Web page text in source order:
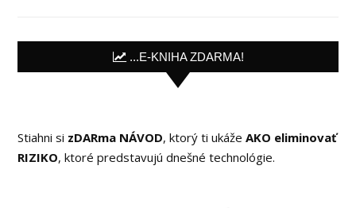
...E-KNIHA ZDARMA!
Stiahni si zDARma NÁVOD, ktorý ti ukážeAKO eliminovať
RIZIKO, ktoré predstavujú dnešné technológie.